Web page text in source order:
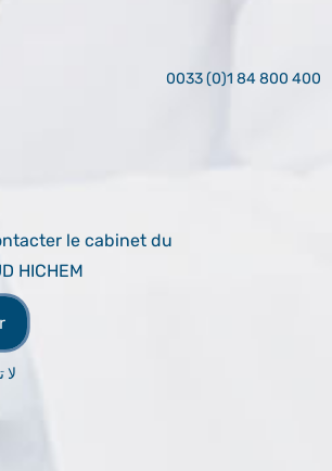
0033 (0)1 84 800 400
le cabinet du
HICHEM